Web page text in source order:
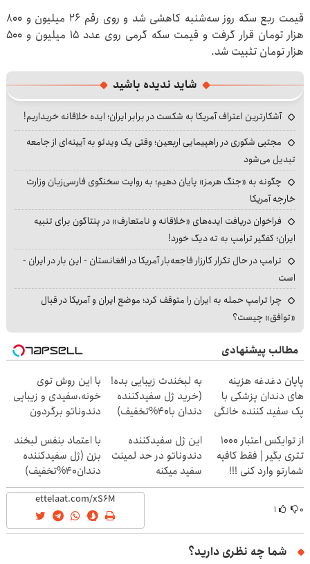
قیمت ربع سکه روز سه‌شنبه کاهشی شد و روی رقم ۲۶ میلیون و ۸۰۰
هزار تومان قرار گرفت و قیمت سکه گرمی روی عدد ۱۵ میلیون و ۵۰۰
هزار تومان تثبیت شد.
شاید ندیده باشید
آشکارترین اعتراف آمریکا به شکست در برابر ایران؛ ایده خلاقانه خریداریم!
مجتبی شکوری در راهپیمایی اربعین؛ وقتی یک ویدئو به آیینه‌ای از جامعه
تبدیل می‌شود
چگونه به «جنگ هرمز» پایان دهیم؛ به روایت سخنگوی فارسی‌زبان وزارت
خارجه آمریکا
فراخوان دریافت ایده‌های «خلاقانه و نامتعارف» در پنتاگون برای تنبیه
ایران؛ کفگیر ترامپ به ته دیگ خورد!
ترامپ در حال تکرار کارزار فاجعه‌بار آمریکا در افغانستان - این بار در ایران -
است
چرا ترامپ حمله به ایران را متوقف کرد؛ موضع ایران و آمریکا در قبال
«توافق» چیست؟
مطالب پیشنهادی
پایان دغدغه هزینه
های دندان پزشکی با
پک سفید کننده خانگی
به لبخندت زیبایی بده!
(خرید ژل سفیدکننده
دندان با40%تخفیف)
با این روش توی
خونه،سفیدی و زیبایی
دندوناتو برگردون
از توایکس اعتبار ۱۰۰۰
تتری بگیر | فقط کافیه
شمارتو وارد کنی !!!
این ژل سفیدکننده
دندوناتو در حد لمینت
سفید میکنه
(40%تخفیف)
با اعتماد بنفس لبخند
بزن (ژل سفیدکننده
دندان40%تخفیف)
۰ ۱
شما چه نظری دارید؟